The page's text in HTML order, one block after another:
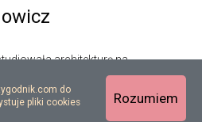
architekturę na
skąd przeniosła się do Warszawy
Akademii Sztuk Pięknych...
do
pliki cookies
Rozumiem